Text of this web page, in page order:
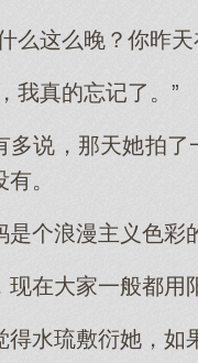
么这么晚？你昨
我真的忘记了。”
多说，那天她拍
。
是个浪漫主义色彩
现在大家一般都用
得水琉敷衍她，如